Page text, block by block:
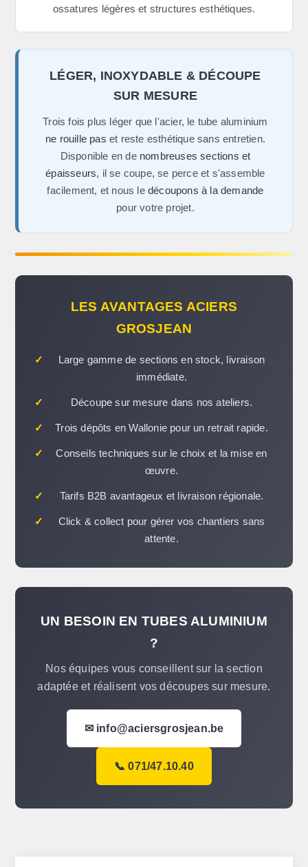
ossatures légères et structures esthétiques.
LÉGER, INOXYDABLE & DÉCOUPE
SUR MESURE
Trois fois plus léger que l'acier, le tube aluminium
ne rouille pas et reste esthétique sans entretien.
Disponible en de nombreuses sections et
épaisseurs, il se coupe, se perce et s'assemble
facilement, et nous ledécoupons à la demande
pour votre projet.
LES AVANTAGES ACIERS
GROSJEAN
✓
Large gamme de sections en stock, livraison
immédiate.
✓ Découpe sur mesure dans nos ateliers.
✓ Trois dépôts en Wallonie pour un retrait rapide.
✓
Conseils techniques sur le choix et la mise en
œuvre.
✓ Tarifs B2B avantageux et livraison régionale.
✓
Click & collect pour gérer vos chantiers sans
attente.
UN BESOIN EN TUBES ALUMINIUM
?
Nos équipes vous conseillent sur la section
adaptée et réalisent vos découpes sur mesure.
✉ info@aciersgrosjean.be
📞 071/47.10.40